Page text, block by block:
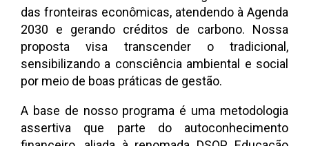
das fronteiras econômicas, atendendo à Agenda
2030 e gerando créditos de carbono. Nossa
proposta visa transcender o tradicional,
sensibilizando a consciência ambiental e social
por meio de boas práticas de gestão.
A base de nosso programa é uma metodologia
assertiva que parte do autoconhecimento